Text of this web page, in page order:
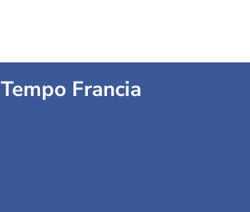
Tempo Francia